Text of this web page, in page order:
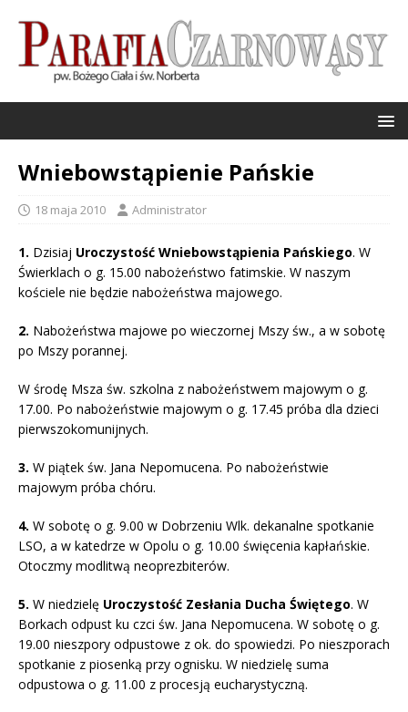
Wniebowstąpienie Pańskie
18 maja 2010 Administrator
1. Dzisiaj Uroczystość Wniebowstąpienia Pańskiego. W
Świerklach o g. 15.00 nabożeństwo fatimskie. W naszym
kościele nie będzie nabożeństwa majowego.
2. Nabożeństwa majowe po wieczornej Mszy św., a w sobotę
po Mszy porannej.
W środę Msza św. szkolna z nabożeństwem majowym o g.
17.00. Po nabożeństwie majowym o g. 17.45 próba dla dzieci
pierwszokomunijnych.
3. W piątek św. Jana Nepomucena. Po nabożeństwie
majowym próba chóru.
4. W sobotę o g. 9.00 w Dobrzeniu Wlk. dekanalne spotkanie
LSO, a w katedrze w Opolu o g. 10.00 święcenia kapłańskie.
Otoczmy modlitwą neoprezbiterów.
5. W niedzielę Uroczystość Zesłania Ducha Świętego. W
Borkach odpust ku czci św. Jana Nepomucena. W sobotę o g.
19.00 nieszpory odpustowe z ok. do spowiedzi. Po nieszporach
spotkanie z piosenką przy ognisku. W niedzielę suma
odpustowa o g. 11.00 z procesją eucharystyczną.